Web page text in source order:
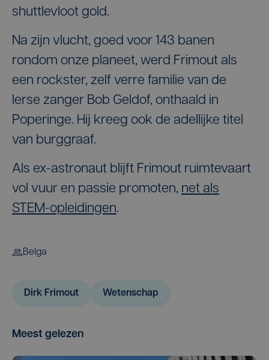
shuttlevloot gold.
Na zijn vlucht, goed voor 143 banen
rondom onze planeet, werd Frimout als
een rockster, zelf verre familie van de
Ierse zanger Bob Geldof, onthaald in
Poperinge. Hij kreeg ook de adellijke titel
van burggraaf.
Als ex-astronaut blijft Frimout ruimtevaart
vol vuur en passie promoten, net als
STEM-opleidingen.
Belga
Dirk Frimout Wetenschap
Meest gelezen